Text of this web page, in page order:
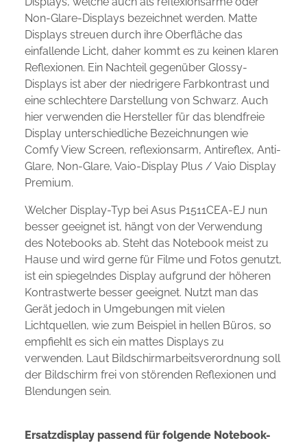
Non-Glare-Displays bezeichnet werden. Matte
Displays streuen durch ihre Oberfläche das
einfallende Licht, daher kommt es zu keinen klaren
Reflexionen. Ein Nachteil gegenüber Glossy-
Displays ist aber der niedrigere Farbkontrast und
eine schlechtere Darstellung von Schwarz. Auch
hier verwenden die Hersteller für das blendfreie
Display unterschiedliche Bezeichnungen wie
Comfy View Screen, reflexionsarm, Antireflex, Anti-
Glare, Non-Glare, Vaio-Display Plus / Vaio Display
Premium.
Welcher Display-Typ bei Asus P1511CEA-EJ nun
besser geeignet ist, hängt von der Verwendung
des Notebooks ab. Steht das Notebook meist zu
Hause und wird gerne für Filme und Fotos genutzt,
ist ein spiegelndes Display aufgrund der höheren
Kontrastwerte besser geeignet. Nutzt man das
Gerät jedoch in Umgebungen mit vielen
Lichtquellen, wie zum Beispiel in hellen Büros, so
empfiehlt es sich ein mattes Displays zu
verwenden. Laut Bildschirmarbeitsverordnung soll
der Bildschirm frei von störenden Reflexionen und
Blendungen sein.
Ersatzdisplay passend für folgende Notebook-